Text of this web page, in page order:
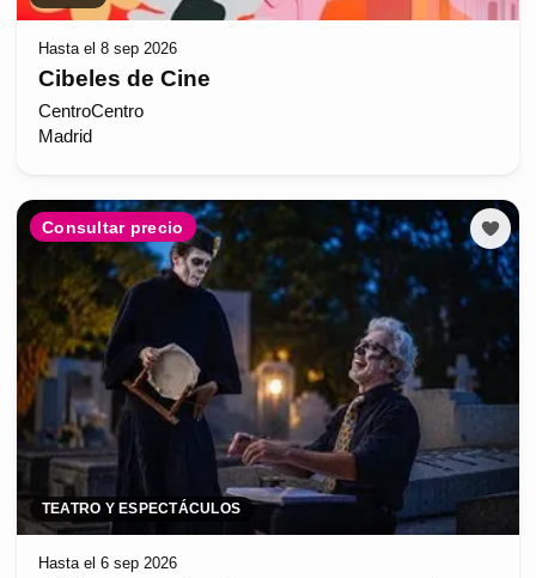
Hasta el 8 sep 2026
Cibeles de Cine
CentroCentro
Madrid
Consultar precio
TEATRO Y ESPECTÁCULOS
Hasta el 6 sep 2026